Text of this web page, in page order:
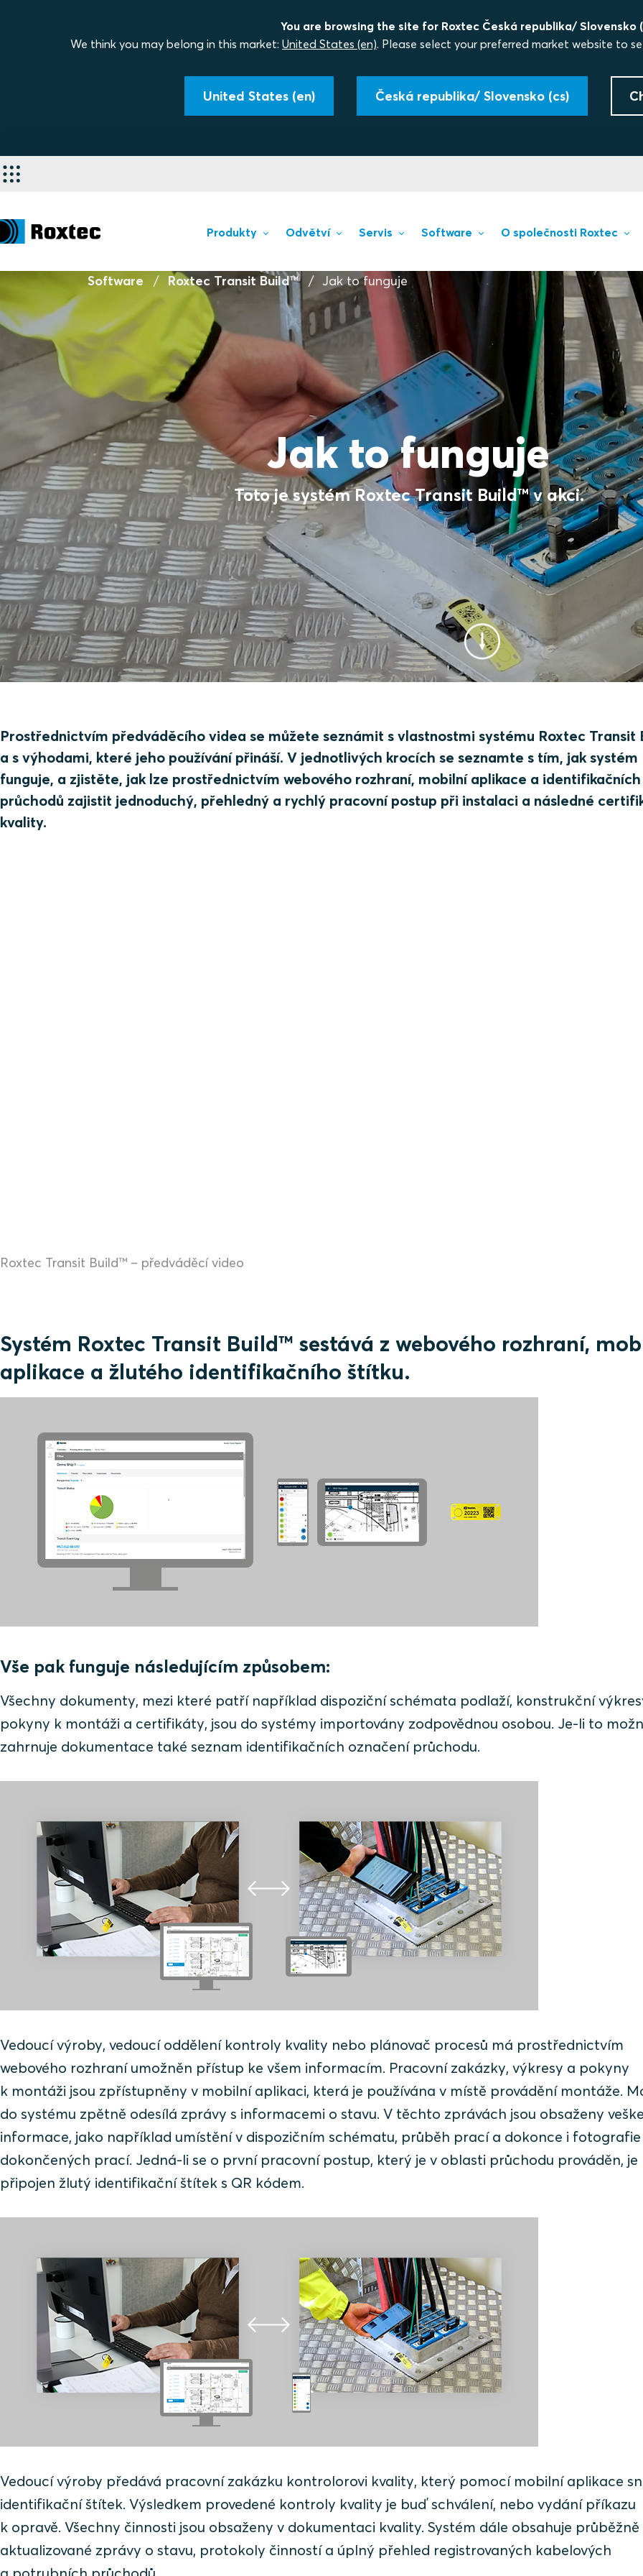
You are browsing the site for Roxtec Česká republika/ Slovensko
We think you may belong in this market: United States (en). Please select your preferred market website to
United States (en) Česká republika/ Slovensko (cs)
Produkty Odvětví Servis Software O společnosti Roxtec
Software Roxtec Transit Build™ Jak to funguje
Jak to funguje
Toto je systém Roxtec Transit Build™ v akci.
Prostřednictvím předváděcího videa se můžete seznámit s vlastnostmi systému Roxtec Transit
a s výhodami, které jeho používání přináší. V jednotlivých krocích se seznamte s tím, jak systém
funguje, a zjistěte, jak lze prostřednictvím webového rozhraní, mobilní aplikace a
průchodů zajistit jednoduchý, přehledný a rychlý pracovní postup při instalaci a následné
kvality.
Roxtec Transit Build™ – předváděcí video
Systém Roxtec Transit Build™ sestává z webového rozhraní,
aplikace a žlutého identifikačního štítku.
Vše pak funguje následujícím způsobem:
Všechny dokumenty, mezi které patří například dispoziční schémata podlaží, konstrukční
pokyny k montáži a certifikáty, jsou do systémy importovány zodpovědnou osobou. Je-li to
zahrnuje dokumentace také seznam identifikačních označení průchodu.
Vedoucí výroby, vedoucí oddělení kontroly kvality nebo plánovač procesů má prostřednictvím
webového rozhraní umožněn přístup ke všem informacím. Pracovní zakázky, výkresy a pokyny
k montáži jsou zpřístupněny v mobilní aplikaci, která je používána v místě provádění montáže.
do systému zpětně odesílá zprávy s informacemi o stavu. V těchto zprávách jsou obsaženy
informace, jako například umístění v dispozičním schématu, průběh prací a dokonce i fotografie
dokončených prací. Jedná-li se o první pracovní postup, který je v oblasti průchodu prováděn, je
připojen žlutý identifikační štítek s QR kódem.
Vedoucí výroby předává pracovní zakázku kontrolorovi kvality, který pomocí mobilní aplikace
identifikační štítek. Výsledkem provedené kontroly kvality je buď schválení, nebo vydání příkazu
k opravě. Všechny činnosti jsou obsaženy v dokumentaci kvality. Systém dále obsahuje průběžně
aktualizované zprávy o stavu, protokoly činností a úplný přehled registrovaných kabelových